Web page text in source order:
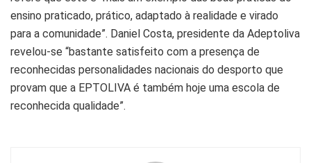
ensino praticado, prático, adaptado à realidade e virado
para a comunidade”. Daniel Costa, presidente da Adeptoliva
revelou-se “bastante satisfeito com a presença de
reconhecidas personalidades nacionais do desporto que
provam que a EPTOLIVA é também hoje uma escola de
reconhecida qualidade”.